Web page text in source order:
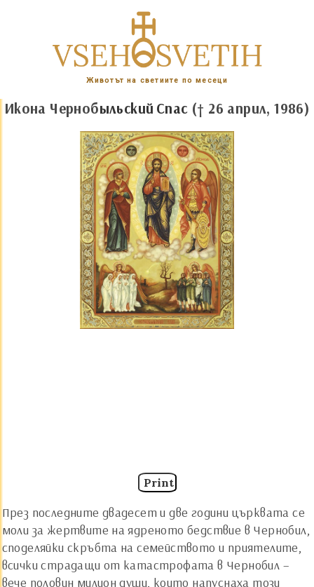
Животът на светиите по месеци
Икона Чернобыльский Спас († 26 април, 1986)
Print
През последните двадесет и две години църквата се
моли за жертвите на ядреното бедствие в Чернобил,
споделяйки скръбта на семейството и приятелите,
всички страдащи от катастрофата в Чернобил –
вече половин милион души, които напуснаха този